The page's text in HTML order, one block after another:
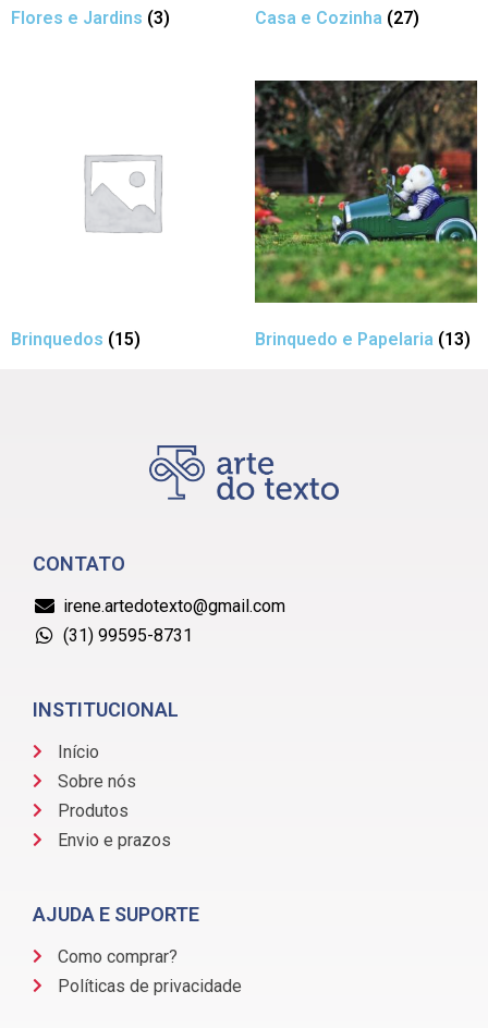
Flores e Jardins (3) Casa e Cozinha (27)
Brinquedos (15) Brinquedo e Papelaria (13)
CONTATO
irene.artedotexto@gmail.com
(31) 99595-8731
INSTITUCIONAL
Início
Sobre nós
Produtos
Envio e prazos
AJUDA E SUPORTE
Como comprar?
Políticas de privacidade